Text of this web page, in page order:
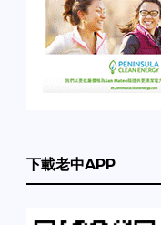
下載老中APP